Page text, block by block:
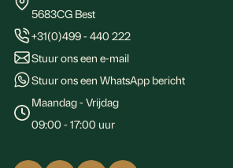
5683CG Best
+31(0)499 - 440 222
Stuur ons een e-mail
Stuur ons een WhatsApp bericht
Maandag - Vrijdag
09:00 - 17:00 uur